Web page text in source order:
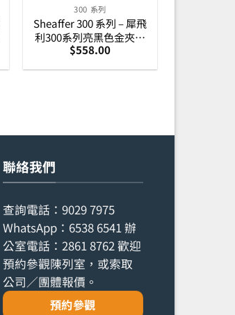
300 系列
Sheaffer 300 系列 – 犀飛
利300系列亮黑色金夾原
子筆 (E2932551)
$558.00
聯絡我們
查詢電話： 9029 7975
WhatsApp： 6538 6541辦
公室電話： 2861 8762歡迎
預約參觀陳列室，或索取
公司／團體報價。
預約參觀